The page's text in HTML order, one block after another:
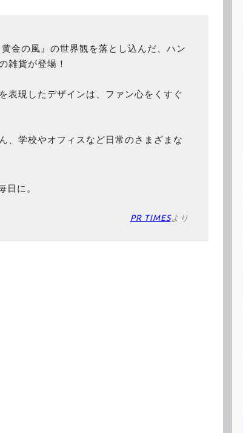
金の風』の世界観を落とし込んだ、ハン
雑貨が登場！
表現したデザインは、ファン心をくすぐ
、学校やオフィスなど日常のさまざまな
日に。
PR TIMESより